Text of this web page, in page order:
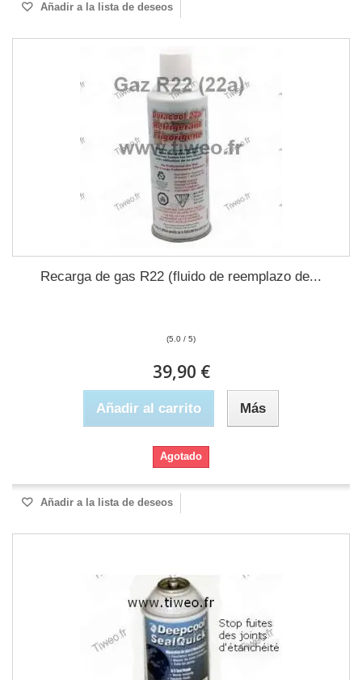
Añadir a la lista de deseos
Recarga de gas R22 (fluido de reemplazo de...
(5.0 / 5)
39,90 €
Añadir al carrito Más
Agotado
Añadir a la lista de deseos